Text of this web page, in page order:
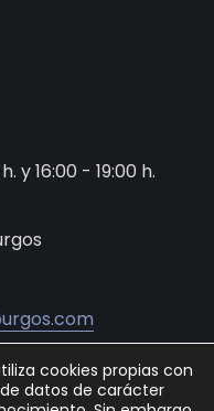
y 16:00 - 19:00 h.
cookies propias con
datos de carácter